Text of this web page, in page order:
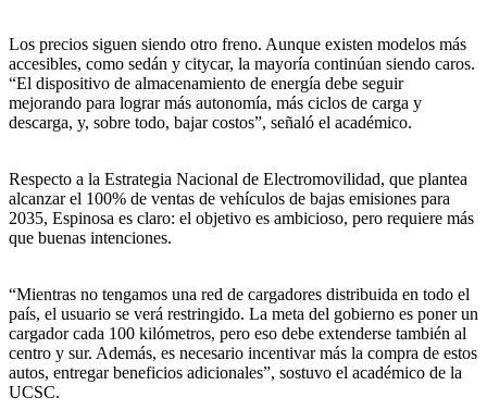
Los precios siguen siendo otro freno. Aunque existen modelos más
accesibles, como sedán y citycar, la mayoría continúan siendo caros.
“El dispositivo de almacenamiento de energía debe seguir
mejorando para lograr más autonomía, más ciclos de carga y
descarga, y, sobre todo, bajar costos”, señaló el académico.
Respecto a la Estrategia Nacional de Electromovilidad, que plantea
alcanzar el 100% de ventas de vehículos de bajas emisiones para
2035, Espinosa es claro: el objetivo es ambicioso, pero requiere más
que buenas intenciones.
“Mientras no tengamos una red de cargadores distribuida en todo el
país, el usuario se verá restringido. La meta del gobierno es poner un
cargador cada 100 kilómetros, pero eso debe extenderse también al
centro y sur. Además, es necesario incentivar más la compra de estos
autos, entregar beneficios adicionales”, sostuvo el académico de la
UCSC.